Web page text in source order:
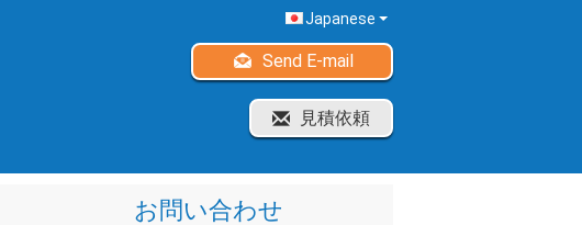
Japanese
Send E-mail
見積依頼
お問い合わせ